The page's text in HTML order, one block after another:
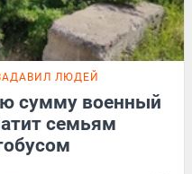
ЛЮДЕЙ
сумму военный
семьям